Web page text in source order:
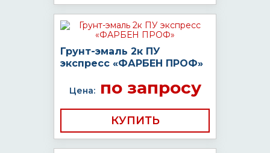
Грунт-эмаль 2к ПУ
экспресс «ФАРБЕН ПРОФ»
Цена:по запросу
КУПИТЬ